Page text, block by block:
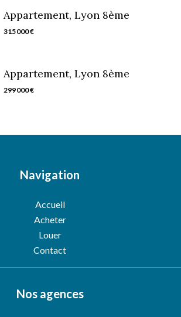
Appartement, Lyon 8ème
315 000 €
Appartement, Lyon 8ème
299 000 €
Navigation
Accueil
Acheter
Louer
Contact
Nos agences